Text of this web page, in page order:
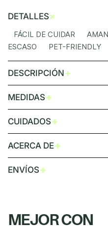
DETALLES+
FÁCIL DE CUIDAR
ESCASO PET-FRIENDLY
DESCRIPCIÓN+
MEDIDAS+
CUIDADOS+
ACERCA DE+
ENVÍOS+
MEJOR CON